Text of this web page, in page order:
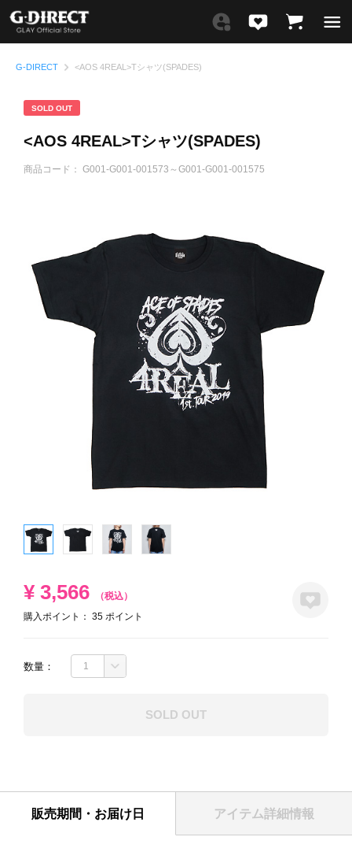
G-DIRECT <AOS 4REAL>Tシャツ(SPADES)
SOLD OUT
<AOS 4REAL>Tシャツ(SPADES)
商品コード： G001-G001-001573～G001-G001-001575
¥ 3,566
（税込）
購入ポイント： 35 ポイント
数量：
SOLD OUT
販売期間・お届け日 アイテム詳細情報